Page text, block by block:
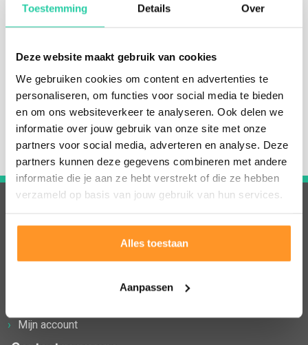
Toestemming Details Over
Deze website maakt gebruik van cookies
We gebruiken cookies om content en advertenties te
personaliseren, om functies voor social media te bieden
en om ons websiteverkeer te analyseren. Ook delen we
informatie over jouw gebruik van onze site met onze
partners voor social media, adverteren en analyse. Deze
partners kunnen deze gegevens combineren met andere
informatie die je aan ze hebt verstrekt of die ze hebben
verzameld op basis van jouw gebruik van hun services.
Alles toestaan
Aanpassen
Wil je toch accessoires op de tuinmeubels plaatsen en
met een beits.
In dit artikel kun je meer lezen over het
Bestellen
Mijn account